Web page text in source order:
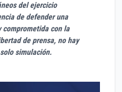
del ejercicio
de defender una
con la
de prensa, no hay
simulación.